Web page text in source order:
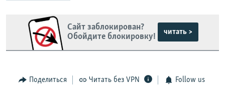
Сайт заблокирован?
Обойдите блокировку!
читать >
Поделиться Читать без VPN Follow us